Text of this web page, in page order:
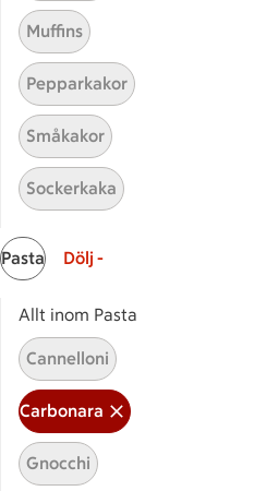
Här hittar du alla goda
Start
Muffins
Pepparkakor
Småkakor
Sockerkaka
Pasta Dölj -
Allt inom Pasta
Cannelloni
Carbonara
Gnocchi